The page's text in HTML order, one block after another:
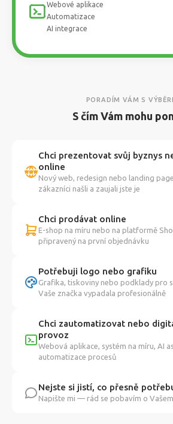
Webové aplikace
Automatizace
AI integrace
PORADÍM VÁM S
S čím Vám mohu
Chci prezentovat svůj byznys
online
Nový web, redesign nebo landing
zákazníci našli a zaujali jste je
Chci prodávat online
E-shop na míru nebo na platformě
připravený na první objednávku
Potřebuji logo nebo grafiku
Grafika, tiskoviny nebo podklady pro
Vaše značka vypadala profesionálně
Chci zautomatizovat nebo
provoz
Webová aplikace, systém na míru, AI
automatizace procesů
Nejste si jistí, co přesně
Napište mi — rád se pobavím o